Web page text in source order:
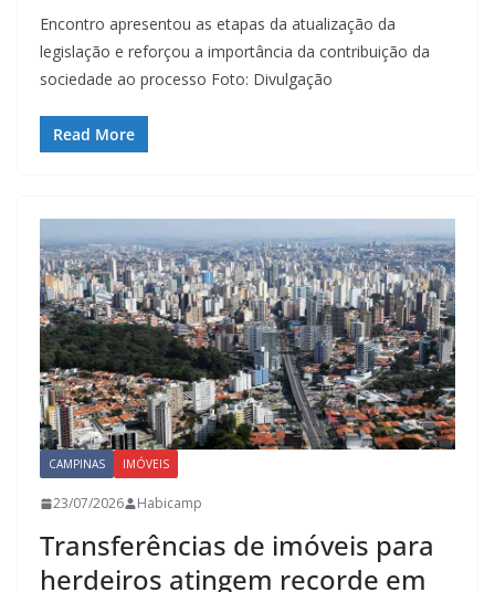
Encontro apresentou as etapas da atualização da
legislação e reforçou a importância da contribuição da
sociedade ao processo Foto: Divulgação
Read More
CAMPINAS IMÓVEIS
23/07/2026 Habicamp
Transferências de imóveis para
herdeiros atingem recorde em